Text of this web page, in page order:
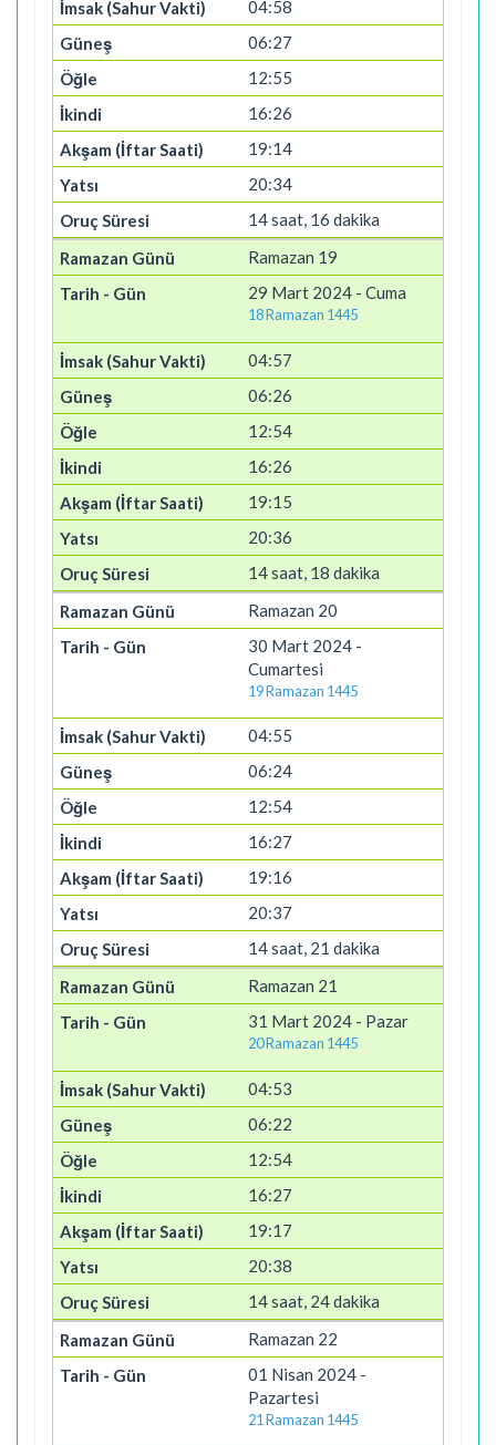
04:58
06:27
12:55
16:26
19:14
20:34
14 saat, 16 dakika
Ramazan 19
29 Mart 2024 - Cuma
18 Ramazan 1445
04:57
06:26
12:54
16:26
19:15
20:36
14 saat, 18 dakika
Ramazan 20
30 Mart 2024 -
Cumartesi
19 Ramazan 1445
04:55
06:24
12:54
16:27
19:16
20:37
14 saat, 21 dakika
Ramazan 21
31 Mart 2024 - Pazar
20 Ramazan 1445
04:53
06:22
12:54
16:27
19:17
20:38
14 saat, 24 dakika
Ramazan 22
01 Nisan 2024 -
Pazartesi
21 Ramazan 1445